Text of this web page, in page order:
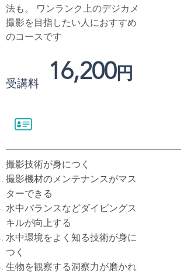
法も。 ワンランク上のデジカメ
撮影を目指したい人におすすめ
のコースです
受講料 16,200円
撮影技術が身につく
撮影機材のメンテナンスがマス
ターできる
水中バランスなどダイビングス
キルが向上する
水中環境をよく知る技術が身に
つく
生物を観察する洞察力が磨かれ